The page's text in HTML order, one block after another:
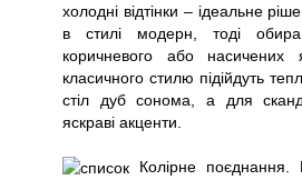
холодні відтінки – ідеальне
в стилі модерн, тоді
коричневого або насичених
класичного стилю підійдуть
стіл дуб сонома, а для
яскраві акценти.
Колірне поєднання.